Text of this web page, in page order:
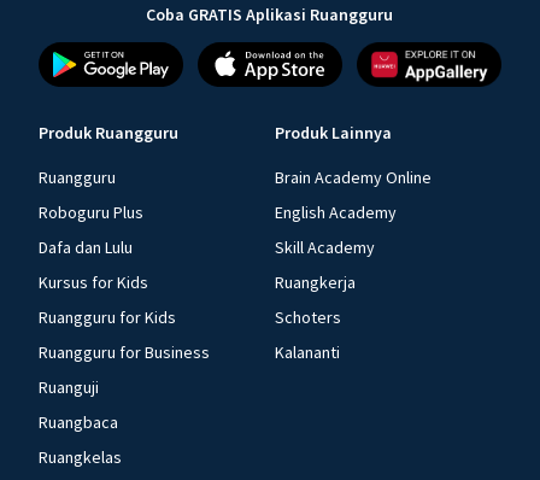
Coba GRATIS Aplikasi Ruangguru
Produk Ruangguru
Ruangguru
Roboguru Plus
Dafa dan Lulu
Kursus for Kids
Ruangguru for Kids
Ruangguru for Business
Ruanguji
Ruangbaca
Ruangkelas
Produk Lainnya
Brain Academy Online
English Academy
Skill Academy
Ruangkerja
Schoters
Kalananti